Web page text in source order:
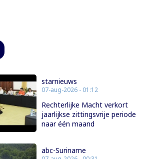
starnieuws
07-aug-2026 - 01:12
Rechterlijke Macht verkort
jaarlijkse zittingsvrije periode
naar één maand
abc-Suriname